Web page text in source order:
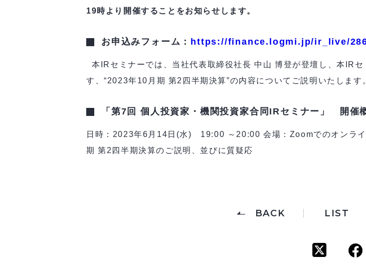
19時より開催することをお知らせします。
お申込みフォーム： https://finance.logmi.jp/ir_live/
本IRセミナーでは、当社代表取締役社長 中山 博登が登壇し、本IR
す、“2023年10月期 第2四半期決算”の内容についてご説明いたします
「第7回 個人投資家・機関投資家合同IRセミナー」 開催
日時：2023年6月14日(水) 19:00 ～20:00 会場：Zoomでのオンラ
期 第2四半期決算のご説明、並びに質疑応
BACK LIST